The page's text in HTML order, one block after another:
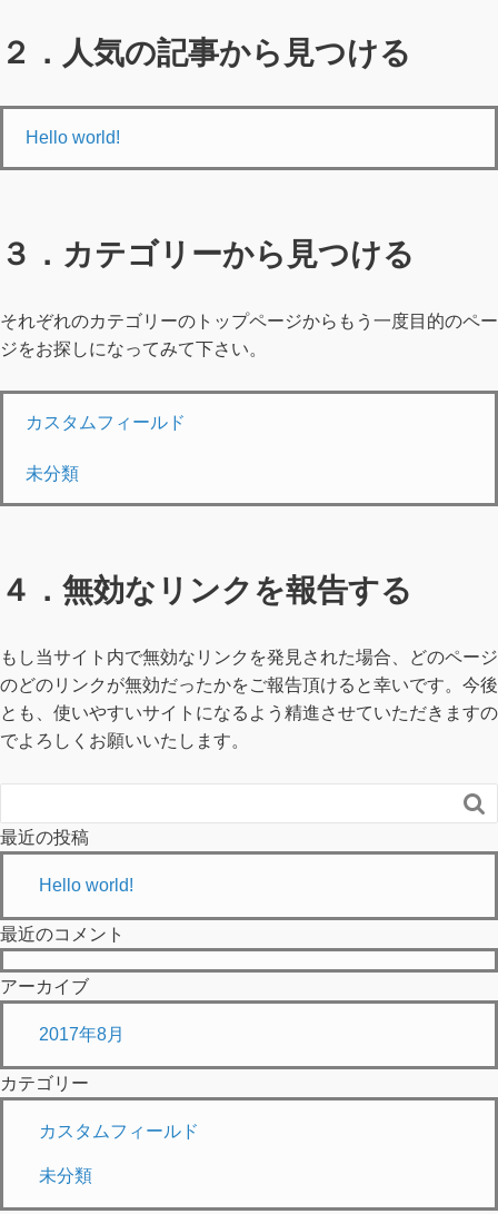
２．人気の記事から見つける
Hello world!
３．カテゴリーから見つける
それぞれのカテゴリーのトップページからもう一度目的のペー
ジをお探しになってみて下さい。
カスタムフィールド
未分類
４．無効なリンクを報告する
もし当サイト内で無効なリンクを発見された場合、どのページ
のどのリンクが無効だったかをご報告頂けると幸いです。今後
とも、使いやすいサイトになるよう精進させていただきますの
でよろしくお願いいたします。

最近の投稿
Hello world!
最近のコメント
アーカイブ
2017年8月
カテゴリー
カスタムフィールド
未分類